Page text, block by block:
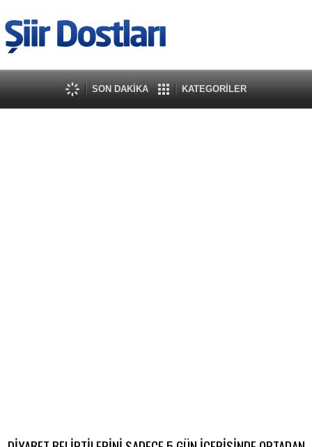
SON DAKİKA KATEGORİLER